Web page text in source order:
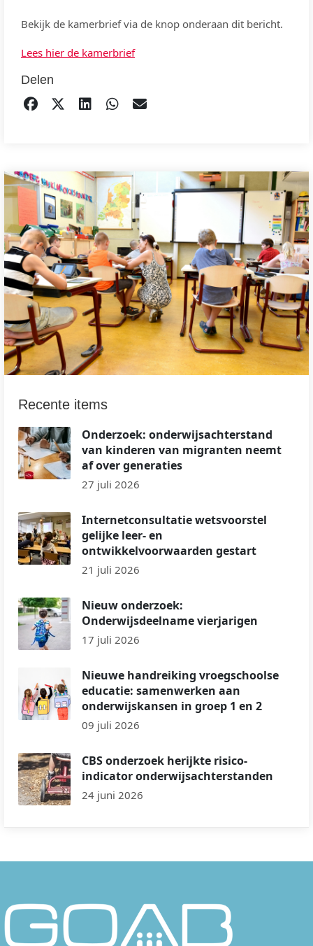
Bekijk de kamerbrief via de knop onderaan dit bericht.
Lees hier de kamerbrief
Delen
DELEN OP FACEBOOK
TWEETDELEN OP LINKEDIN
DELEN OP WHATSAPP
Recente items
Onderzoek: onderwijsachterstand
van kinderen van migranten neemt
af over generaties
27 juli 2026
Internetconsultatie wetsvoorstel
gelijke leer- en
ontwikkelvoorwaarden gestart
21 juli 2026
Nieuw onderzoek:
Onderwijsdeelname vierjarigen
17 juli 2026
Nieuwe handreiking vroegschoolse
educatie: samenwerken aan
onderwijskansen in groep 1 en 2
09 juli 2026
CBS onderzoek herijkte risico-
indicator onderwijsachterstanden
24 juni 2026